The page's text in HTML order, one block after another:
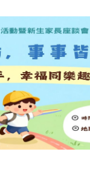
第1學